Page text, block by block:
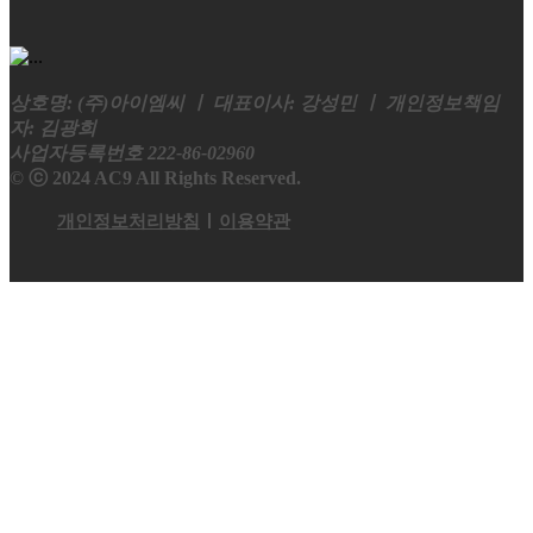
상호명: (주)아이엠씨 ㅣ 대표이사: 강성민 ㅣ 개인정보책임
자: 김광희
사업자등록번호 222-86-02960
© ⓒ 2024 AC9 All Rights Reserved.
개인정보처리방침 이용약관